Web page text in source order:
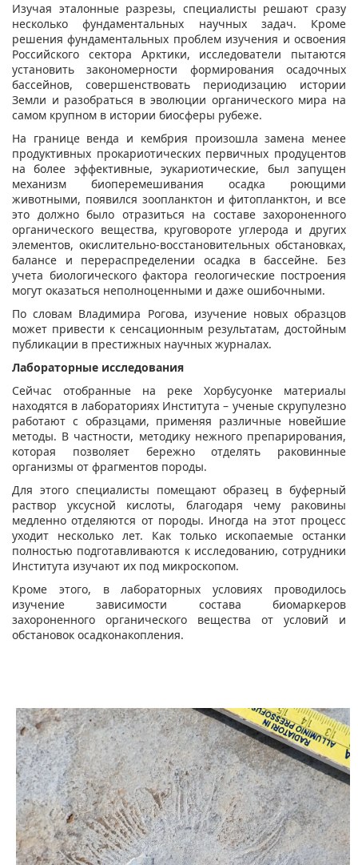
Изучая эталонные разрезы, специалисты решают сразу
несколько фундаментальных научных задач. Кроме
решения фундаментальных проблем изучения и освоения
Российского сектора Арктики, исследователи пытаются
установить закономерности формирования осадочных
бассейнов, совершенствовать периодизацию истории
Земли и разобраться в эволюции органического мира на
самом крупном в истории биосферы рубеже.
На границе венда и кембрия произошла замена менее
продуктивных прокариотических первичных продуцентов
на более эффективные, эукариотические, был запущен
механизм биоперемешивания осадка роющими
животными, появился зоопланктон и фитопланктон, и все
это должно было отразиться на составе захороненного
органического вещества, круговороте углерода и других
элементов, окислительно-восстановительных обстановках,
балансе и перераспределении осадка в бассейне. Без
учета биологического фактора геологические построения
могут оказаться неполноценными и даже ошибочными.
По словам Владимира Рогова, изучение новых образцов
может привести к сенсационным результатам, достойным
публикации в престижных научных журналах.
Лабораторные исследования
Сейчас отобранные на реке Хорбусуонке материалы
находятся в лабораториях Института – ученые скрупулезно
работают с образцами, применяя различные новейшие
методы. В частности, методику нежного препарирования,
которая позволяет бережно отделять раковинные
организмы от фрагментов породы.
Для этого специалисты помещают образец в буферный
раствор уксусной кислоты, благодаря чему раковины
медленно отделяются от породы. Иногда на этот процесс
уходит несколько лет. Как только ископаемые останки
полностью подготавливаются к исследованию, сотрудники
Института изучают их под микроскопом.
Кроме этого, в лабораторных условиях проводилось
изучение зависимости состава биомаркеров
захороненного органического вещества от условий и
обстановок осадконакопления.